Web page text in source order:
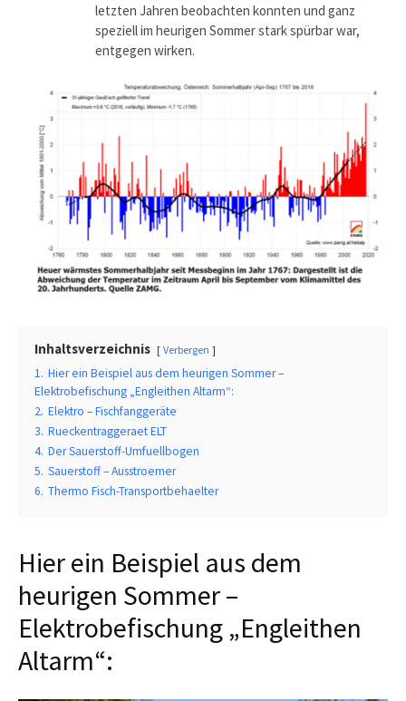
letzten Jahren beobachten konnten und ganz
speziell im heurigen Sommer stark spürbar war,
entgegen wirken.
Inhaltsverzeichnis Verbergen
1. Hier ein Beispiel aus dem heurigen Sommer –
Elektrobefischung „Engleithen Altarm“:
2. Elektro – Fischfanggeräte
3. Rueckentraggeraet ELT
4. Der Sauerstoff-Umfuellbogen
5. Sauerstoff – Ausstroemer
6. Thermo Fisch-Transportbehaelter
Hier ein Beispiel aus dem
heurigen Sommer –
Elektrobefischung „Engleithen
Altarm“: